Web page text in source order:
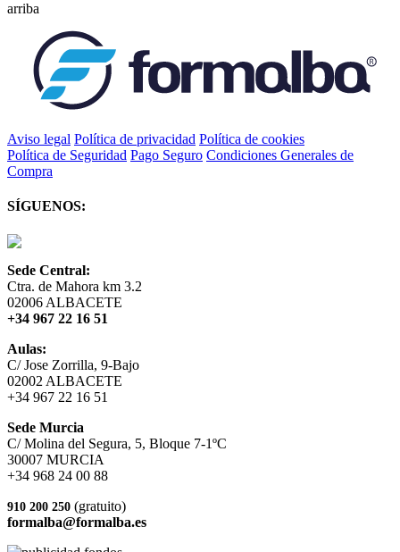
arriba
Aviso legal Política de privacidad Política de cookies
Política de Seguridad Pago Seguro Condiciones Generales de
Compra
SÍGUENOS:
Sede Central:
Ctra. de Mahora km 3.2
02006 ALBACETE
+34 967 22 16 51
Aulas:
C/ Jose Zorrilla, 9-Bajo
02002 ALBACETE
+34 967 22 16 51
Sede Murcia
C/ Molina del Segura, 5, Bloque 7-1ºC
30007 MURCIA
+34 968 24 00 88
910 200 250 (gratuito)
formalba@formalba.es